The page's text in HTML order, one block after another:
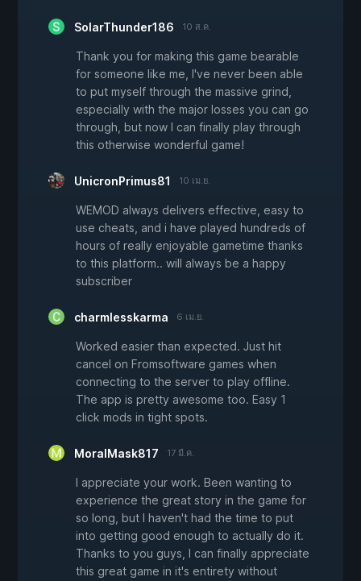
SolarThunder186 10 ส.ค.
Thank you for making this game bearable
for someone like me, I've never been able
to put myself through the massive grind,
especially with the major losses you can go
through, but now I can finally play through
this otherwise wonderful game!
UnicronPrimus81 10 เม.ย.
WEMOD always delivers effective, easy to
use cheats, and i have played hundreds of
hours of really enjoyable gametime thanks
to this platform.. will always be a happy
subscriber
charmlesskarma 6 เม.ย.
Worked easier than expected. Just hit
cancel on Fromsoftware games when
connecting to the server to play offline.
The app is pretty awesome too. Easy 1
click mods in tight spots.
MoralMask817 17 มี.ค.
I appreciate your work. Been wanting to
experience the great story in the game for
so long, but I haven't had the time to put
into getting good enough to actually do it.
Thanks to you guys, I can finally appreciate
this great game in it's entirety without